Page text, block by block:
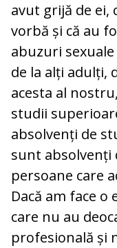
avut grijă de ei,
vorbă și că au
abuzuri
de la alți adulți,
acesta al
studii
absolvenți de
sunt absolvenți
persoane care
Dacă am face
care nu au
profesională și